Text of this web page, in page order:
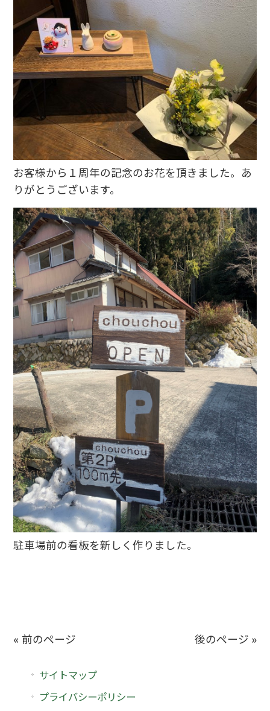
お客様から１周年の記念のお花を頂きました。あ
りがとうございます。
駐車場前の看板を新しく作りました。
« 前のページ 後のページ »
サイトマップ
プライバシーポリシー